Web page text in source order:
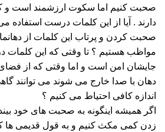
صحبت کنیم اما سکوت ارزشمند است و
دارند . آیا از این کلمات درست استفاده
صحبت کردن و پرتاب این کلمات از
مواظب هستیم ؟ تا وقتی که این کلمات
جایشان امن است و اما وقتی که از
دهان با صدا خارج می شوند می توانند
اندازه کافی احتیاط می کنیم ؟
اگر همیشه اینگونه به صحبت های خود
زدن کمی مکث کنیم و به قول قدیمی ها